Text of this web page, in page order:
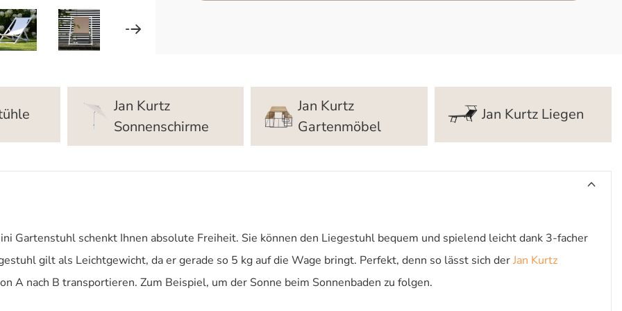
Jan Kurtz
Sonnenschirme
Jan Kurtz
Gartenmöbel
Jan Kurtz Liegen
Gartenstuhl schenkt Ihnen absolute Freiheit. Sie können den Liegestuhl bequem und spielend leicht dank 3-facher
gilt als Leichtgewicht, da er gerade so 5 kg auf die Wage bringt. Perfekt, denn so lässt sich derJan Kurtz
A nach B transportieren. Zum Beispiel, um der Sonne beim Sonnenbaden zu folgen.